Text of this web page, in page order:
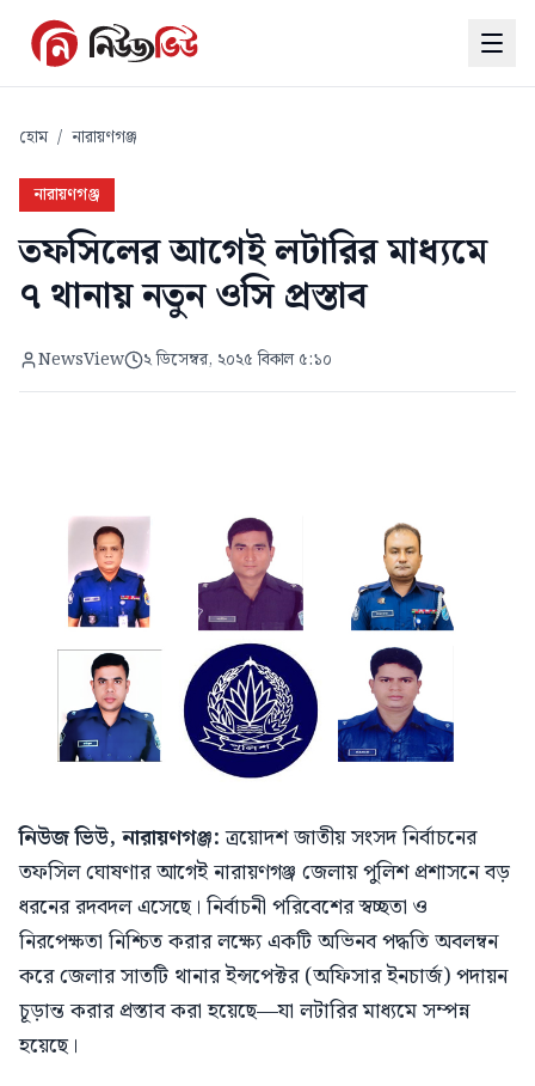
হোম / নারায়ণগঞ্জ
নারায়ণগঞ্জ
তফসিলের আগেই লটারির মাধ্যমে
৭ থানায় নতুন ওসি প্রস্তাব
NewsView ২ ডিসেম্বর, ২০২৫ বিকাল ৫:১০
নিউজ ভিউ, নারায়ণগঞ্জ:ত্রয়োদশ জাতীয় সংসদ নির্বাচনের
তফসিল ঘোষণার আগেই নারায়ণগঞ্জ জেলায় পুলিশ প্রশাসনে বড়
ধরনের রদবদল এসেছে। নির্বাচনী পরিবেশের স্বচ্ছতা ও
নিরপেক্ষতা নিশ্চিত করার লক্ষ্যে একটি অভিনব পদ্ধতি অবলম্বন
করে জেলার সাতটি থানার ইন্সপেক্টর (অফিসার ইনচার্জ) পদায়ন
চূড়ান্ত করার প্রস্তাব করা হয়েছে—যা লটারির মাধ্যমে সম্পন্ন
হয়েছে।